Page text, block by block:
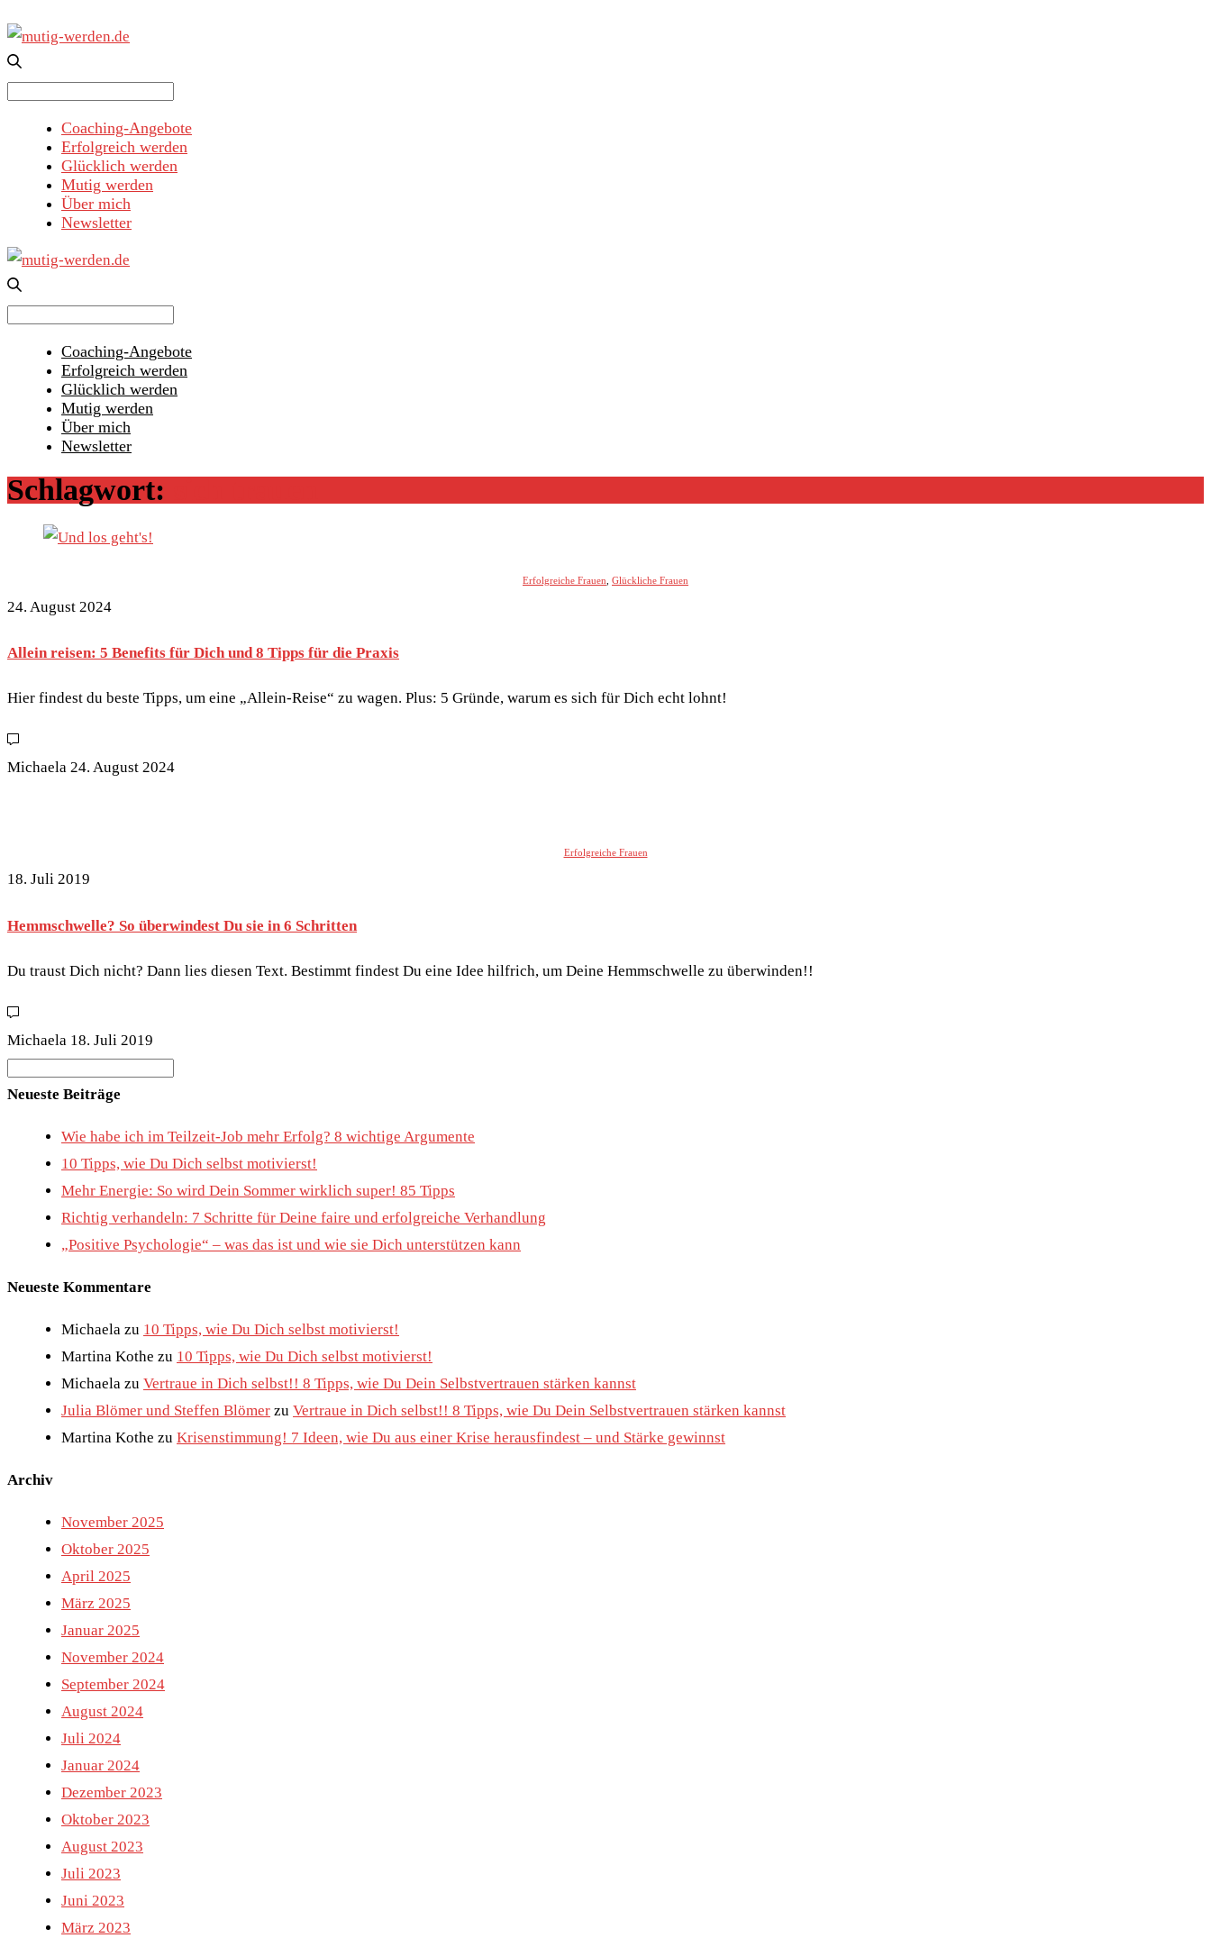
Coaching-Angebote
Erfolgreich werden
Glücklich werden
Mutig werden
Über mich
Newsletter
Coaching-Angebote
Erfolgreich werden
Glücklich werden
Mutig werden
Über mich
Newsletter
Schlagwort:
Erfolgreiche Frauen Glückliche Frauen
24. August 2024
Allein reisen: 5 Benefits für Dich und 8 Tipps für die Praxis
Hier findest du beste Tipps, um eine „Allein-Reise“ zu wagen. Plus: 5 Gründe, warum es sich für Dich echt lohnt!
Michaela 24. August 2024
Erfolgreiche Frauen
18. Juli 2019
Hemmschwelle? So überwindest Du sie in 6 Schritten
Du traust Dich nicht? Dann lies diesen Text. Bestimmt findest Du eine Idee hilfrich, um Deine Hemmschwelle zu überwinden!!
Michaela 18. Juli 2019
for:
Neueste Beiträge
Wie habe ich im Teilzeit-Job mehr Erfolg? 8 wichtige Argumente
10 Tipps, wie Du Dich selbst motivierst!
Mehr Energie: So wird Dein Sommer wirklich super! 85 Tipps
Richtig verhandeln: 7 Schritte für Deine faire und erfolgreiche Verhandlung
„Positive Psychologie“ – was das ist und wie sie Dich unterstützen kann
Neueste Kommentare
Michaela zu 10 Tipps, wie Du Dich selbst motivierst!
Martina Kothe zu 10 Tipps, wie Du Dich selbst motivierst!
Michaela zu Vertraue in Dich selbst!! 8 Tipps, wie Du Dein Selbstvertrauen stärken kannst
Julia Blömer und Steffen Blömer zu Vertraue in Dich selbst!! 8 Tipps, wie Du Dein Selbstvertrauen stärken kannst
Martina Kothe zu Krisenstimmung! 7 Ideen, wie Du aus einer Krise herausfindest – und Stärke gewinnst
Archiv
November 2025
Oktober 2025
April 2025
März 2025
Januar 2025
November 2024
September 2024
August 2024
Juli 2024
Januar 2024
Dezember 2023
Oktober 2023
August 2023
Juli 2023
Juni 2023
März 2023